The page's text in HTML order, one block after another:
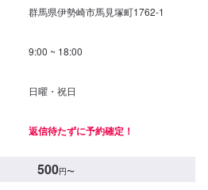
群馬県伊勢崎市馬見塚町1762‐1
9:00 ~ 18:00
日曜・祝日
返信待たずに予約確定！
500円〜